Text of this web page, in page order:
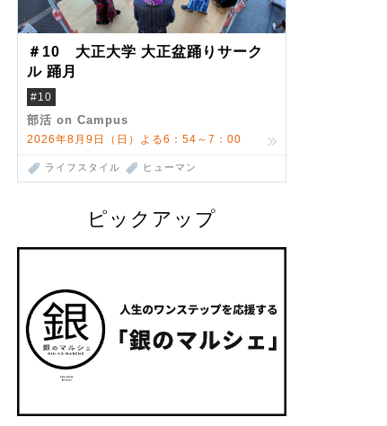
＃10 大正大学 大正盆踊りサーク
ル 踊月
#10
部活 on Campus
2026年8月9日（日）よる6：54～7：00
ライフスタイル ヒューマン
ピックアップ